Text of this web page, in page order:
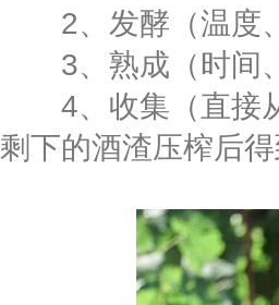
2、发酵（温度
3、熟成（时间
4、收集（直接从
剩下的酒渣压榨后